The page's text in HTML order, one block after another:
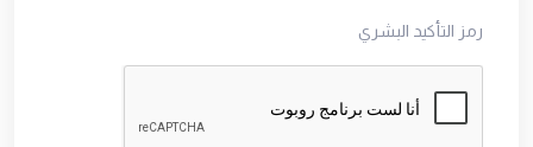
رمز التأكيد البشري